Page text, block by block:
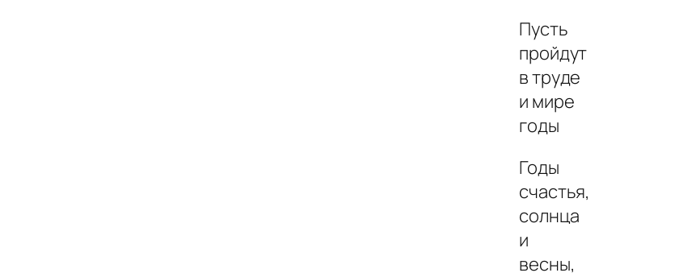
Пусть
пройдут
в труде
и мире
годы
Годы
счастья,
солнца
и
весны,